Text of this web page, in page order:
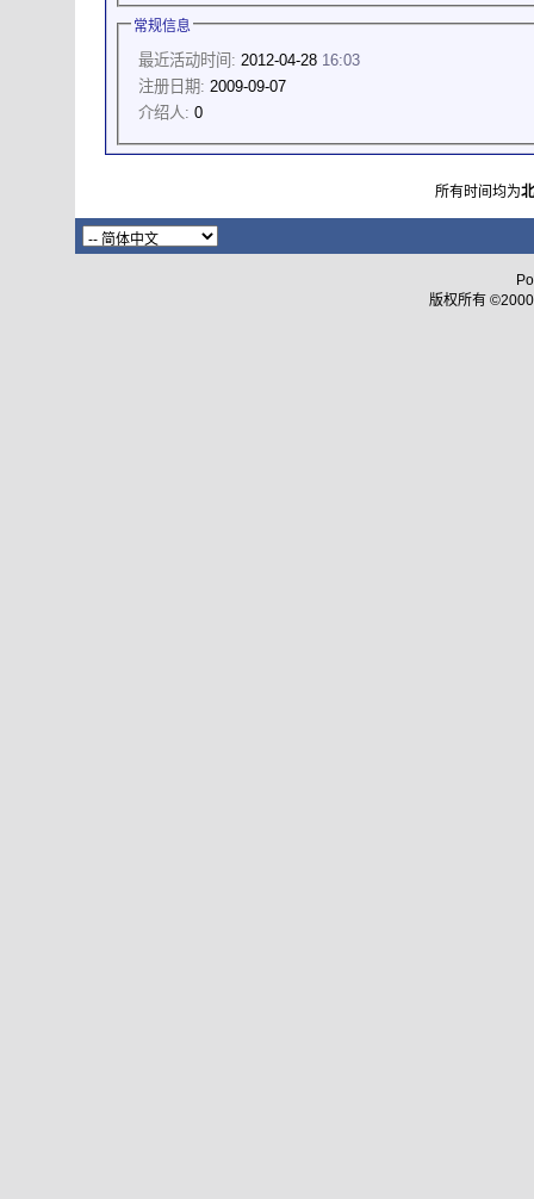
常规信息
最近活动时间: 2012-04-28 16:03
注册日期: 2009-09-07
介绍人: 0
所有时间均为
版权所有